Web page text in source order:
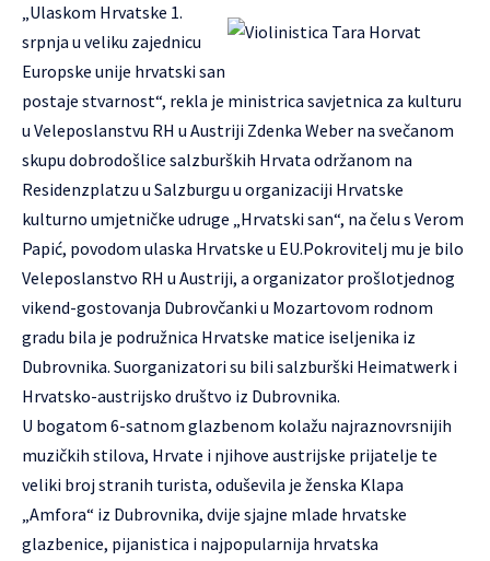
„Ulaskom Hrvatske 1.
srpnja u veliku zajednicu
Europske unije hrvatski san
postaje stvarnost“, rekla je ministrica savjetnica za kulturu
u Veleposlanstvu RH u Austriji Zdenka Weber na svečanom
skupu dobrodošlice salzburških Hrvata održanom na
Residenzplatzu u Salzburgu u organizaciji Hrvatske
kulturno umjetničke udruge „Hrvatski san“, na čelu s Verom
Papić, povodom ulaska Hrvatske u EU.Pokrovitelj mu je bilo
Veleposlanstvo RH u Austriji, a organizator prošlotjednog
vikend-gostovanja Dubrovčanki u Mozartovom rodnom
gradu bila je podružnica Hrvatske matice iseljenika iz
Dubrovnika. Suorganizatori su bili salzburški Heimatwerk i
Hrvatsko-austrijsko društvo iz Dubrovnika.
U bogatom 6-satnom glazbenom kolažu najraznovrsnijih
muzičkih stilova, Hrvate i njihove austrijske prijatelje te
veliki broj stranih turista, oduševila je ženska Klapa
„Amfora“ iz Dubrovnika, dvije sjajne mlade hrvatske
glazbenice, pijanistica i najpopularnija hrvatska